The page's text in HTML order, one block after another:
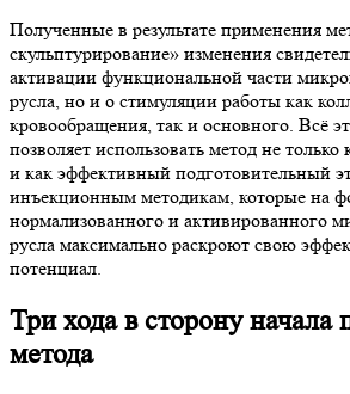
Полученные в результате применения
скульптурирование» изменения
активации функциональной части
русла, но и о стимуляции работы как
кровообращения, так и основного. Всё
позволяет использовать метод не
и как эффективный подготовительный
инъекционным методикам, которые на
нормализованного и активированного
русла максимально раскроют свою
потенциал.
Три хода в сторону начала
метода